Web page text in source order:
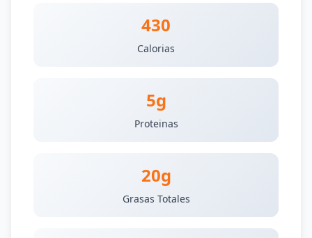
430
Calorias
5g
Proteinas
20g
Grasas Totales